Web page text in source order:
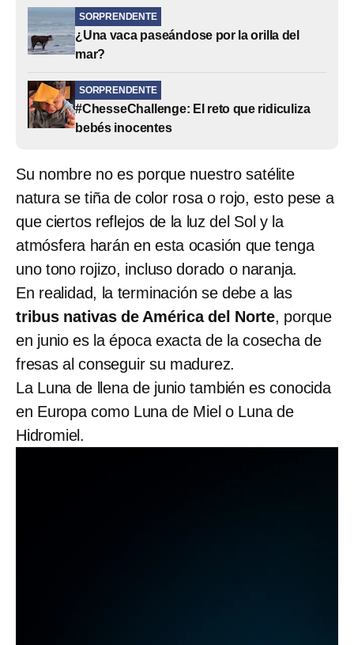
SORPRENDENTE
¿Una vaca paseándose por la orilla del
mar?
SORPRENDENTE
#ChesseChallenge: El reto que ridiculiza
bebés inocentes
Su nombre no es porque nuestro satélite
natura se tiña de color rosa o rojo, esto pese a
que ciertos reflejos de la luz del Sol y la
atmósfera harán en esta ocasión que tenga
uno tono rojizo, incluso dorado o naranja.
En realidad, la terminación se debe a las
tribus nativas de América del Norte, porque
en junio es la época exacta de la cosecha de
fresas al conseguir su madurez.
La Luna de llena de junio también es conocida
en Europa como Luna de Miel o Luna de
Hidromiel.